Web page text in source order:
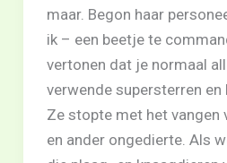
maar. Begon haar
ik – een beetje te
vertonen dat je normaal
verwende supersterren en
Ze stopte met het vangen
en ander ongedierte. Als